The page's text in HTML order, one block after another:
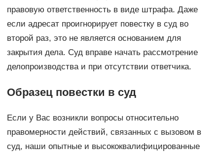
правовую ответственность в виде штрафа. Даже
если адресат проигнорирует повестку в суд во
второй раз, это не является основанием для
закрытия дела. Суд вправе начать рассмотрение
делопроизводства и при отсутствии ответчика.
Образец повестки в суд
Если у Вас возникли вопросы относительно
правомерности действий, связанных с вызовом в
суд, наши опытные и высококвалифицированные